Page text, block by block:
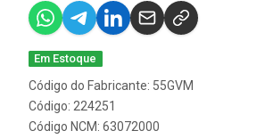
Em Estoque
Código do Fabricante: 55GVM
Código: 224251
Código NCM: 63072000